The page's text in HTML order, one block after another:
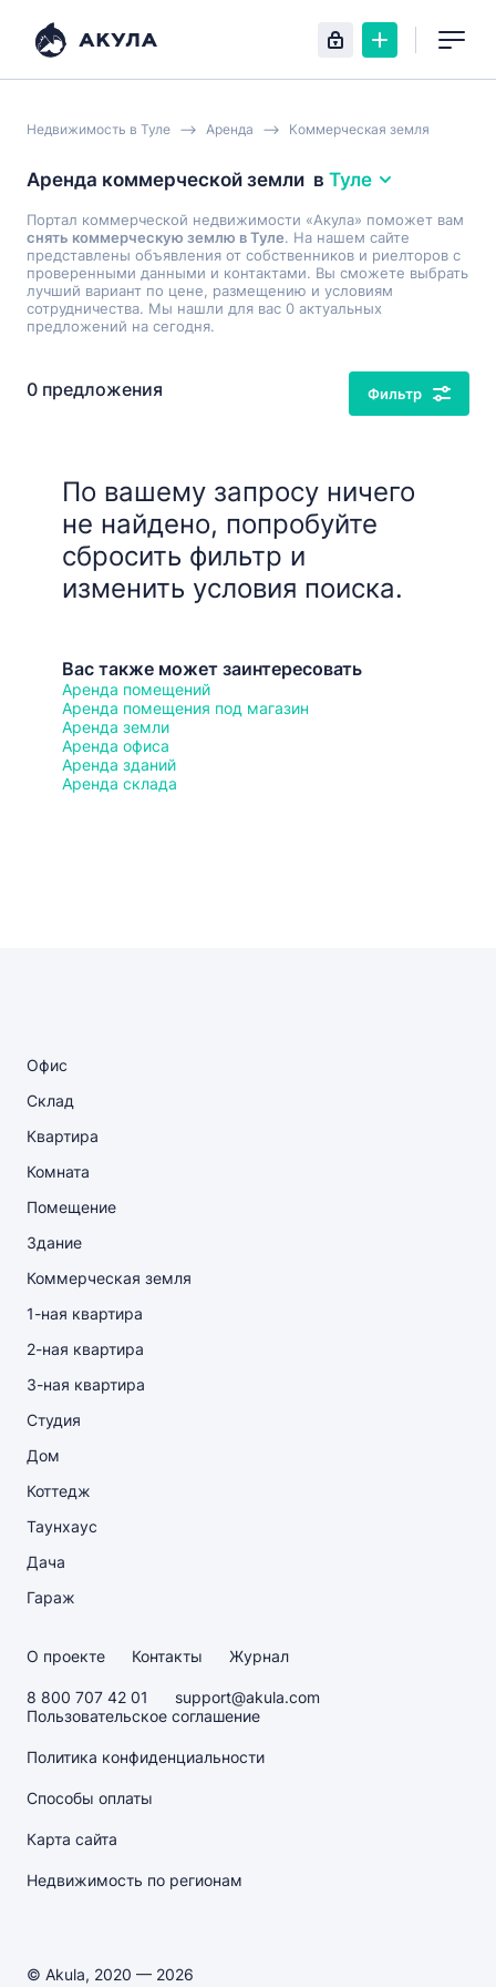
Недвижимость в Туле Аренда Коммерческая земля
Аренда коммерческой земли в Туле
Портал коммерческой недвижимости «Акула» поможет вам
снять коммерческую землю в Туле. На нашем сайте
представлены объявления от собственников и риелторов с
проверенными данными и контактами. Вы сможете выбрать
лучший вариант по цене, размещению и условиям
сотрудничества. Мы нашли для вас 0 актуальных
предложений на сегодня.
0 предложения Фильтр
По вашему запросу ничего
не найдено, попробуйте
сбросить фильтр и
изменить условия поиска.
Вас также может заинтересовать
Аренда помещений
Аренда помещения под магазин
Аренда земли
Аренда офиса
Аренда зданий
Аренда склада
Офис
Склад
Квартира
Комната
Помещение
Здание
Коммерческая земля
1-ная квартира
2-ная квартира
3-ная квартира
Студия
Дом
Коттедж
Таунхаус
Дача
Гараж
О проекте Контакты Журнал
8 800 707 42 01
support@akula.com
Пользовательское соглашение
Политика конфиденциальности
Способы оплаты
Карта сайта
Недвижимость по регионам
© Akula, 2020 — 2026